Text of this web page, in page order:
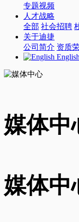
专题视频
人才战略
全部 社会招聘
关于迪捷
公司简介 资质
English
媒体中
媒体中